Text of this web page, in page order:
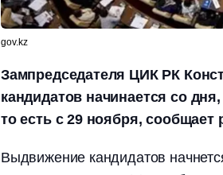
gov.kz
Зампредседателя ЦИК РК
кандидатов начинается со
то есть с 29 ноября, сообщает
Выдвижение кандидатов